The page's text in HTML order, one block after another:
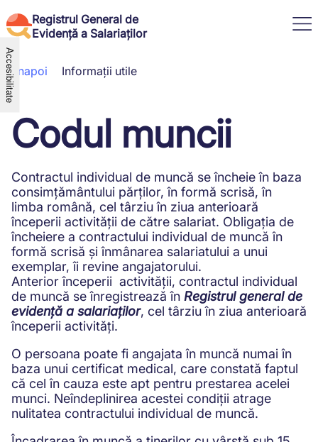
Registrul General de
Evidență a Salariaților
Informații angajator
Legislație în vigoare
Noutăți
temporară
Codul muncii
Suspendarea CIM
Sancțiunea disciplinară
Muncă domestică vs Telemuncă
Detașarea transnațională în
cadrul prestării de servicii
Detalii încetare
Măsuri de protecție și condiții de
muncă pentru minori
Ajutor
Ghid Utilizare Aplicație Angajator
Ghid de utilizare – Aplicația
Cum Accesez
Cum accesez Angajator
Cum Accesez Kiosk
Contact Inspecția Muncii
Suport Tehnic
Întrebări frecvente
Conectare
Aplicație angajatori
RO
English (United States)
Română
Înapoi Informații utile
Accesibilitate
Codul muncii
Contractul individual de muncă se încheie în baza
consimțământului părților, în formă scrisă, în
limba română, cel târziu în ziua anterioară
începerii activității de către salariat. Obligația de
încheiere a contractului individual de muncă în
formă scrisă și înmânarea salariatului a unui
exemplar, îi revine angajatorului.
Anterior începerii activității, contractul individual
de muncă se înregistrează în Registrul general de
evidență a salariaților, cel târziu în ziua anterioară
începerii activități.
O persoana poate fi angajata în muncă numai în
baza unui certificat medical, care constată faptul
că cel în cauza este apt pentru prestarea acelei
munci. Neîndeplinirea acestei condiții atrage
nulitatea contractului individual de muncă.